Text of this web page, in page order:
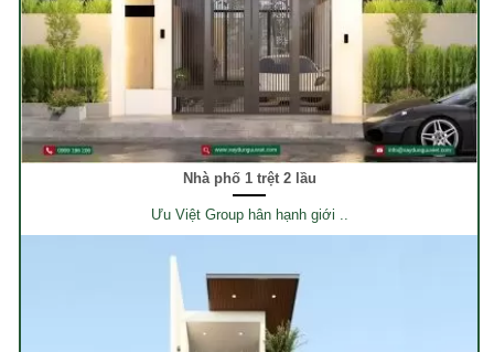
Nhà phố 1 trệt 2 lầu
Ưu Việt Group hân hạnh giới ..